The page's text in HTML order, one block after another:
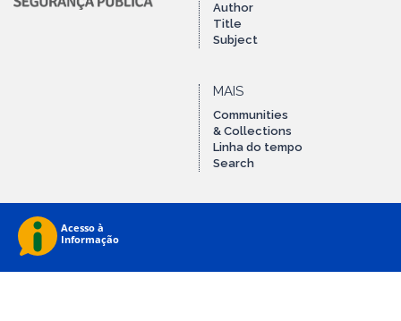
Author
Title
Subject
MAIS
Communities
& Collections
Linha do tempo
Search